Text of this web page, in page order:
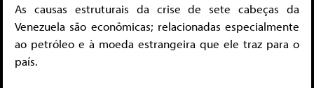
As causas estruturais da crise de sete cabeças da
Venezuela são econômicas; relacionadas especialmente
ao petróleo e à moeda estrangeira que ele traz para o
país.